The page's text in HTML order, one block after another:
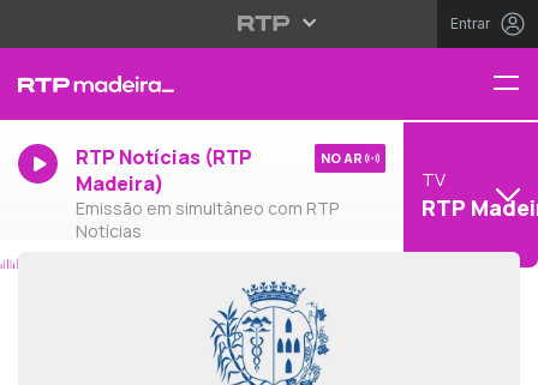
Entrar
RTP Notícias (RTP
Madeira)
Emissão em simultâneo com RTP
Notícias
NO AR
TV
RTP